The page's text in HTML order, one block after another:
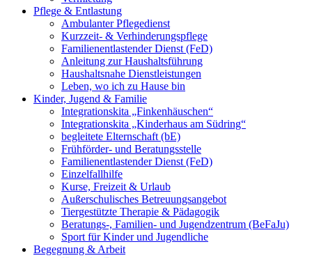
Pflege & Entlastung
Ambulanter Pflegedienst
Kurzzeit- & Verhinderungspflege
Familienentlastender Dienst (FeD)
Anleitung zur Haushaltsführung
Haushaltsnahe Dienstleistungen
Leben, wo ich zu Hause bin
Kinder, Jugend & Familie
Integrationskita „Finkenhäuschen“
Integrationskita „Kinderhaus am Südring“
begleitete Elternschaft (bE)
Frühförder- und Beratungsstelle
Familienentlastender Dienst (FeD)
Einzelfallhilfe
Kurse, Freizeit & Urlaub
Außerschulisches Betreuungsangebot
Tiergestützte Therapie & Pädagogik
Beratungs-, Familien- und Jugendzentrum (BeFaJu)
Sport für Kinder und Jugendliche
Begegnung & Arbeit